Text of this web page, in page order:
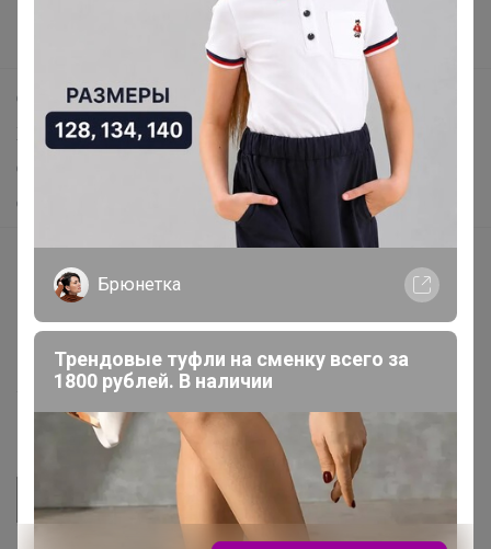
Самое выгодное
Хиты продаж
Самое желанное
Самое быстрое
Picabox.ru - Лучшее место для ваших изображений
Розыгрыш - Генератор случайных чисел
Пульс нашего маркетплейса
Укорачиватель ссылок
Брюнетка
Трендовые туфли на сменку всего за
1800 рублей. В наличии